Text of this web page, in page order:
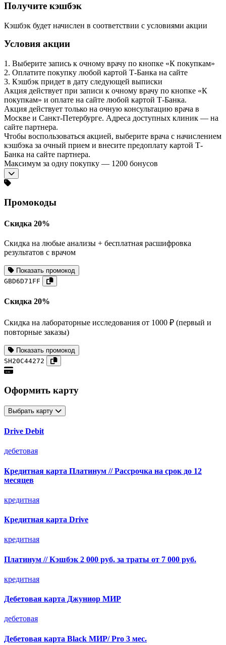
Получите кэшбэк
Кэшбэк будет начислен в соответствии с условиями акции
Условия акции
1. Выберите запись к очному врачу по кнопке «К покупкам»
2. Оплатите покупку любой картой Т-Банка на сайте
3. Кэшбэк придет в дату следующей выписки
Акция действует при записи к очному врачу по кнопке «К
покупкам» и оплате на сайте любой картой Т-Банка.
Акция действует только на очную консультацию врача в
Москве и Санкт-Петербурге. Адреса доступных клиник — на
сайте партнера.
Чтобы воспользоваться акцией, выберите врача с начислением
кэшбэка за очный прием и внесите предоплату картой Т-
Банка на сайте партнера.
Максимум за одну покупку — 1200 бонусов
Промокоды
Скидка 20%
Скидка на любые анализы + бесплатная расшифровка
результатов с врачом
Показать промокод
GBD6D71FF
Скидка 20%
Скидка на лабораторные исследования от 1000 ₽ (первый и
повторные заказы)
Показать промокод
SH20C44272
Оформить карту
Выбрать карту
Drive Debit
дебетовая
Кредитная карта Платинум // Рассрочка на срок до 12
месяцев
кредитная
Кредитная карта Drive
кредитная
Платинум // Кэшбэк 2 000 руб. за траты от 7 000 руб.
кредитная
Дебетовая карта Джуниор МИР
дебетовая
Дебетовая карта Black МИР/ Pro 3 мес.